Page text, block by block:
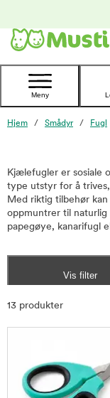
Kontakt
kundeservice
Meny
Hjem Smådyr Fugl
Kjælefugler er sosiale
type utstyr for å
Med riktig tilbehør
oppmuntrer til naturlig
papegøye, kanarifugl
Vis filter
13 produkter